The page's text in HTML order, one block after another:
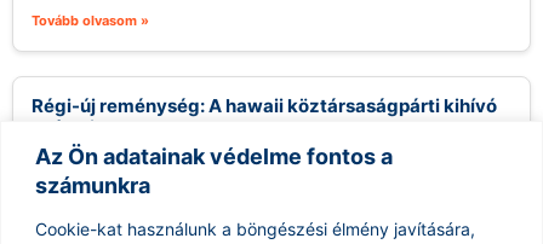
Az Ön adatainak védelme fontos a
számunkra
Cookie-kat használunk a böngészési élmény javítására,
Tovább olvasom »
Régi-új reménység: A hawaii köztársaságpárti kihívó
esélyei
2026.08.09.
Gary Cordery, aki egy helyi építőipari vállalkozóból vált
politikussá, megnyerte a Republikánus Párt hawaii kormányzói